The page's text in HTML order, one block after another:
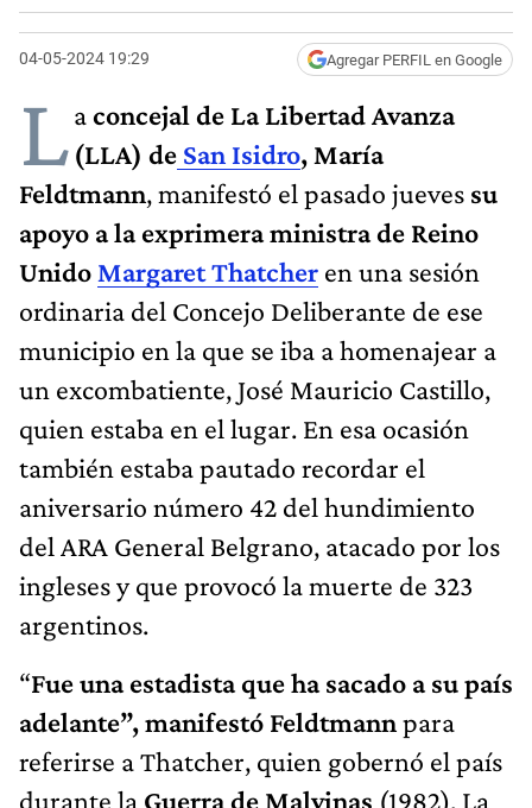
04-05-2024 19:29 Agregar PERFIL en Google
Laconcejal de La Libertad Avanza
(LLA) de San Isidro, María
Feldtmann, manifestó el pasado jueves su
apoyo a la exprimera ministra de Reino
Unido Margaret Thatcher en una sesión
ordinaria del Concejo Deliberante de ese
municipio en la que se iba a homenajear a
un excombatiente, José Mauricio Castillo,
quien estaba en el lugar. En esa ocasión
también estaba pautado recordar el
aniversario número 42 del hundimiento
del ARA General Belgrano, atacado por los
ingleses y que provocó la muerte de 323
argentinos.
“Fue una estadista que ha sacado a su país
adelante”, manifestó Feldtmannpara
referirse a Thatcher, quien gobernó el país
durante la Guerra de Malvinas (1982). La